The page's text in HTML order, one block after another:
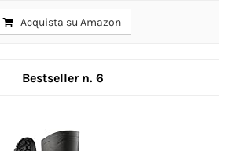
Acquista su Amazon
6